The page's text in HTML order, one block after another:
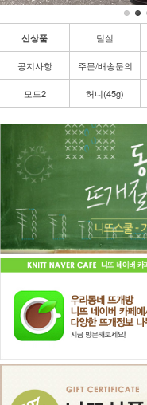
신상품 털실
공지사항 주문/배송문의
모드2 허니(45g)